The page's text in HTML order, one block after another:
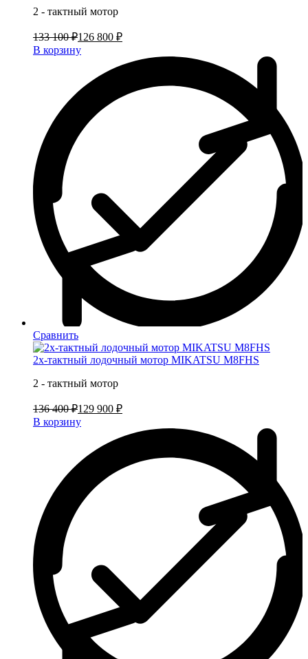
2 - тактный мотор
133 100 ₽126 800 ₽
В корзину
Сравнить
2х-тактный лодочный мотор MIKATSU M8FHS
2 - тактный мотор
136 400 ₽129 900 ₽
В корзину